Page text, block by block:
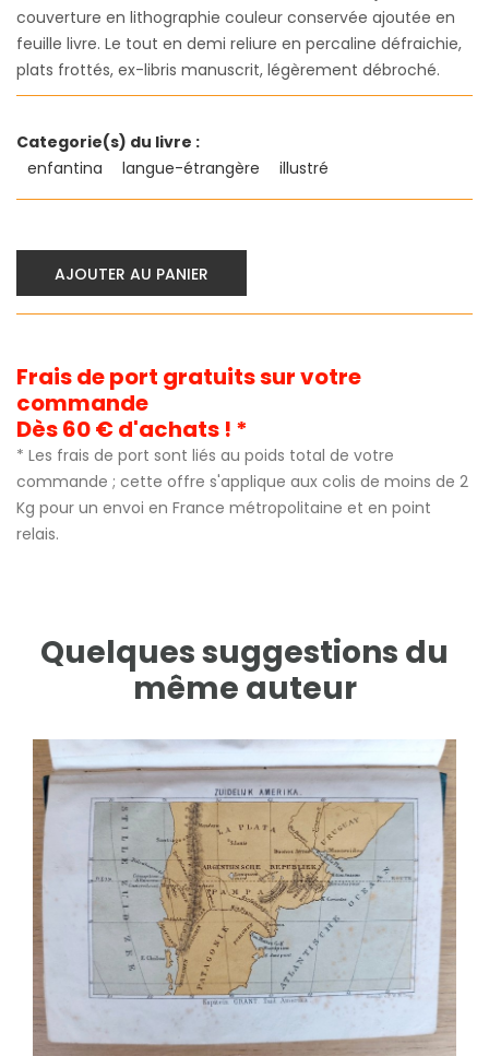
couverture en lithographie couleur conservée ajoutée en
feuille livre. Le tout en demi reliure en percaline défraichie,
plats frottés, ex-libris manuscrit, légèrement débroché.
Categorie(s) du livre :
enfantina
langue-étrangère illustré
AJOUTER AU PANIER
Frais de port gratuits sur votre
commande
Dès 60 € d'achats ! *
* Les frais de port sont liés au poids total de votre
commande ; cette offre s'applique aux colis de moins de 2
Kg pour un envoi en France métropolitaine et en point
relais.
Quelques suggestions du
même auteur